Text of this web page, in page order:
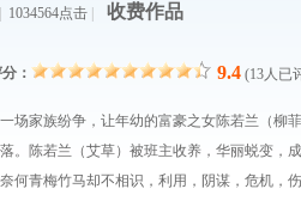
1034564点击 收费作品
： 9.4 (13人已
一场家族纷争，让年幼的富豪之女陈若兰（柳
落。陈若兰（艾草）被班主收养，华丽蜕变，成
奈何青梅竹马却不相识，利用，阴谋，危机，